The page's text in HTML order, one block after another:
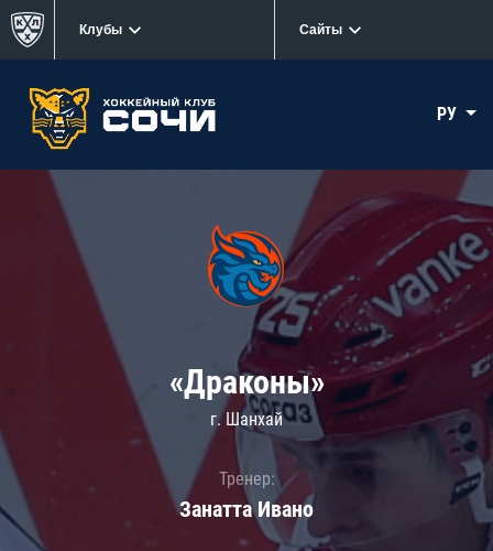
Клубы Сайты
РУ
«Драконы»
г. Шанхай
Тренер:
Занатта Иванo